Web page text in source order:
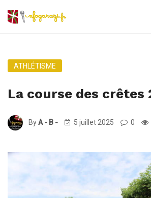
ATHLÉTISME
La course des crêtes
ByA - B - 5 juillet 2025 0